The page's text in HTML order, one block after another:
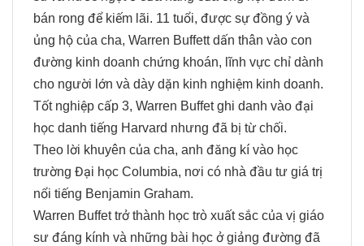
bán rong để kiếm lãi. 11 tuổi, được sự đồng ý và
ủng hộ của cha, Warren Buffett dấn thân vào con
đường kinh doanh chứng khoán, lĩnh vực chỉ dành
cho người lớn và dày dặn kinh nghiệm kinh doanh.
Tốt nghiệp cấp 3, Warren Buffet ghi danh vào đại
học danh tiếng Harvard nhưng đã bị từ chối.
Theo lời khuyên của cha, anh đăng kí vào học
trường Đại học Columbia, nơi có nhà đầu tư giá trị
nổi tiếng Benjamin Graham.
Warren Buffet trở thành học trò xuất sắc của vị giáo
sư đáng kính và những bài học ở giảng đường đã